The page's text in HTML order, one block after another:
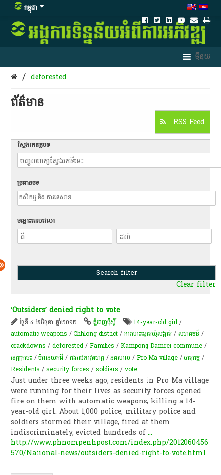
កម្ពុជា
/ deforested
ព័ត៌មាន​
RSS Feed
ស្វែងរកអត្ថបទ
ប្រធានបទ
ចន្លោះពេលវេលា
Clear filter
‘Outsiders’ denied right to vote
ថ្ងៃទី ៤ ខែមិថុនា ឆ្នាំ២០១២ ភ្នំពេញប៉ុស្តិ៍ 14-year-old girl /
automatic weapons /Chhlong district /ការបោះឆ្នោតឃុំសង្កាត់ /សហគមន៍ /
crackdowns /deforested /Families /Kampong Damrei commune /
ខេត្តក្រចេះ /បំពាន​យក​ដី /កងរាជអាវុធហត្ថ /នគរបាល /Pro Ma village /បាតុកម្ម​ /
Residents /security forces /soldiers /vote
Just under three weeks ago, residents in Pro Ma village
were running for their lives as security forces opened
fire on them with automatic weapons, killing a 14-
year-old girl. About 1,000 police, military police and
soldiers stormed their village, fired at them
indiscriminately, evicted hundreds of...
http://www.phnompenhpost.com/index.php/2012060456
570/National-news/outsiders-denied-right-to-vote.html